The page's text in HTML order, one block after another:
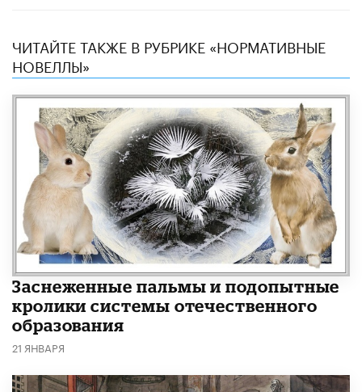
ЧИТАЙТЕ ТАКЖЕ В РУБРИКЕ «НОРМАТИВНЫЕ
НОВЕЛЛЫ»
Заснеженные пальмы и подопытные
кролики системы отечественного
образования
21 ЯНВАРЯ